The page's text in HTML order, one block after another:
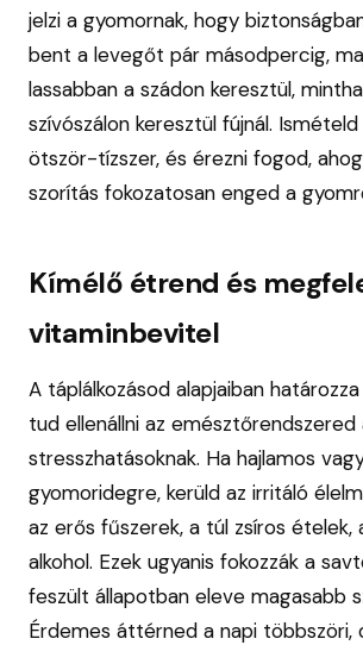
jelzi a gyomornak, hogy
bent a levegőt pár másodpercig,
lassabban a szádon keresztül,
szívószálon keresztül fújnál.
ötször-tízszer, és érezni fogod,
szorítás fokozatosan enged a
Kímélő étrend és
vitaminbevitel
A táplálkozásod alapjaiban
tud ellenállni az emésztőrendszered
stresszhatásoknak. Ha hajlamos
gyomoridegre, kerüld az irritáló
az erős fűszerek, a túl zsíros ételek,
alkohol. Ezek ugyanis fokozzák a
feszült állapotban eleve magasabb
Érdemes áttérned a napi többszöri,